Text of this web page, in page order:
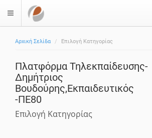
$langMenu
Αρχική Σελίδα Επιλογή Κατηγορίας
Πλατφόρμα Τηλεκπαίδευσης-
Δημήτριος
Βουδούρης,Εκπαιδευτικός
-ΠΕ80
Επιλογή Κατηγορίας